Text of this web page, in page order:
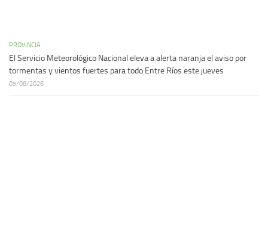
PROVINCIA
El Servicio Meteorológico Nacional eleva a alerta naranja el aviso por
tormentas y vientos fuertes para todo Entre Ríos este jueves
05/08/2026